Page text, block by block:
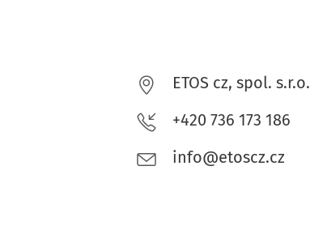
ETOS cz, spol. s.r.o.
+420 736 173 186
info@etoscz.cz